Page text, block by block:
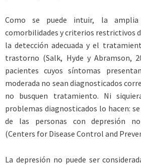
Como se puede intuir, la
comorbilidades y criterios restrictivos
la detección adecuada y el
trastorno (Salk, Hyde y Abramson,
pacientes cuyos síntomas
moderada no sean diagnosticados
no busquen tratamiento. Ni
problemas diagnosticados lo hacen:
de las personas con depresión
(Centers for Disease Control and
La depresión no puede ser